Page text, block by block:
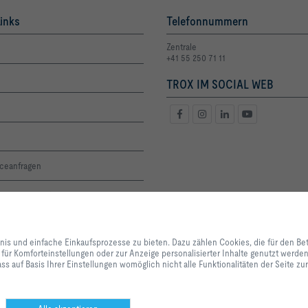
und Preisliste
Telefonnummern
Zentrale
+41 55 250 71 11
TROX IM SOCIAL WEB
unserer Dienstleistungen und Anwendungen notwendig sind, sowie solche,
Statistikzwecken, für Komforteinstellungen oder zur Anzeige
können selbst entscheiden, welche Kategorien Sie zulassen möchten und
anpassen.
und einfache Einkaufsprozesse zu bieten. Dazu zählen Cookies, die für den
Komforteinstellungen oder zur Anzeige personalisierter Inhalte genutzt
auf Basis Ihrer Einstellungen womöglich nicht alle Funktionalitäten der Seite